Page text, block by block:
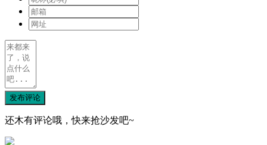
发布评论
还木有评论哦，快来抢沙发吧~